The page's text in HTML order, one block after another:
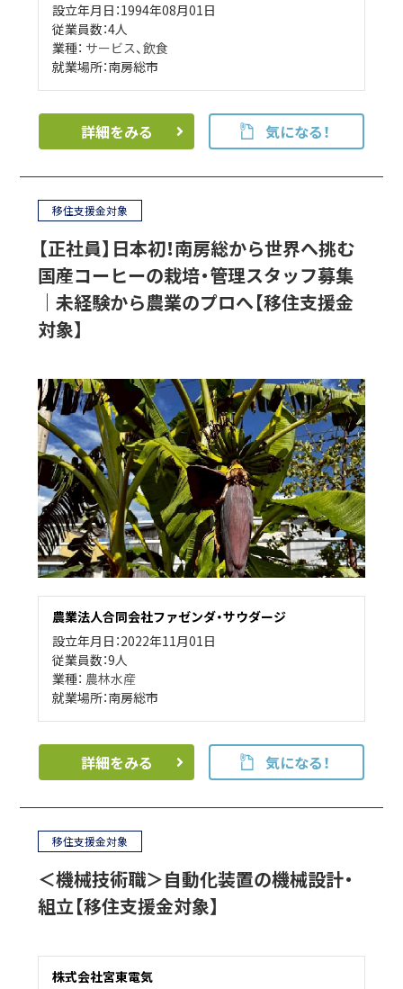
設立年月日：1994年08月01日
従業員数：4人
業種： サービス、飲食
就業場所：南房総市
詳細をみる 気になる！
移住支援金対象
【正社員】日本初！南房総から世界へ挑む
国産コーヒーの栽培・管理スタッフ募集
｜未経験から農業のプロへ【移住支援金
対象】
農業法人合同会社ファゼンダ・サウダージ
設立年月日：2022年11月01日
従業員数：9人
業種： 農林水産
就業場所：南房総市
詳細をみる 気になる！
移住支援金対象
＜機械技術職＞自動化装置の機械設計・
組立【移住支援金対象】
株式会社宮東電気